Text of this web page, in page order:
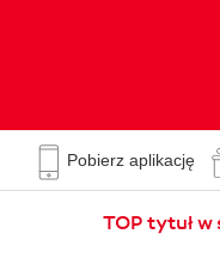
Pobierz aplikację
TOP tytuł